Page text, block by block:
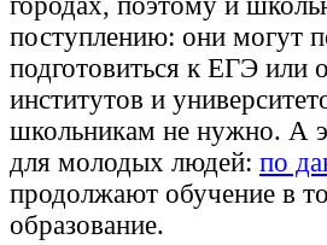
поступлению: они могут
подготовиться к ЕГЭ или
институтов и
школьникам не нужно. А
для молодых людей: по
продолжают обучение в
образование.